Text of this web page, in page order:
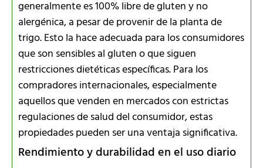
generalmente es 100% libre de gluten y no
alergénica, a pesar de provenir de la planta de
trigo. Esto la hace adecuada para los consumidores
que son sensibles al gluten o que siguen
restricciones dietéticas específicas. Para los
compradores internacionales, especialmente
aquellos que venden en mercados con estrictas
regulaciones de salud del consumidor, estas
propiedades pueden ser una ventaja significativa.
Rendimiento y durabilidad en el uso diario